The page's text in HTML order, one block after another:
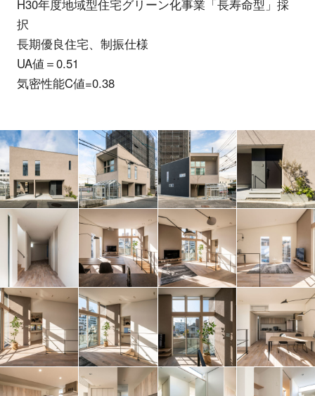
H30年度地域型住宅グリーン化事業「長寿命型」採
択
長期優良住宅、制振仕様
UA値＝0.51
気密性能C値=0.38